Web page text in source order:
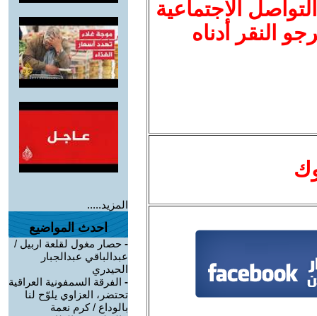
الاجتماعية
النقر أدناه
المزيد.....
احدث المواضيع
- حصار مغول لقلعة اربيل /
عبدالباقي عبدالجبار
الحيدري
- الفرقة السمفونية العراقية
تحتضر، العزاوي يلوّح لنا
بالوداع / كرم نعمة